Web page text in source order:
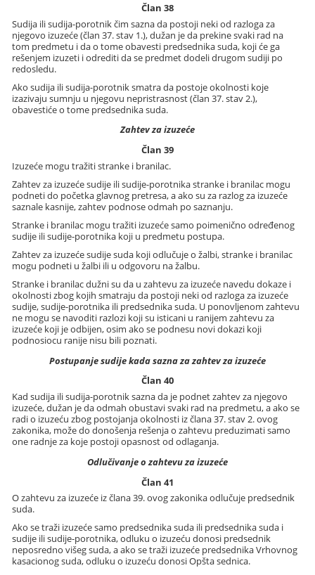
Član 38
Sudija ili sudija-porotnik čim sazna da postoji neki od razloga za
njegovo izuzeće (član 37. stav 1.), dužan je da prekine svaki rad na
tom predmetu i da o tome obavesti predsednika suda, koji će ga
rešenjem izuzeti i odrediti da se predmet dodeli drugom sudiji po
redosledu.
Ako sudija ili sudija-porotnik smatra da postoje okolnosti koje
izazivaju sumnju u njegovu nepristrasnost (član 37. stav 2.),
obavestiće o tome predsednika suda.
Zahtev za izuzeće
Član 39
Izuzeće mogu tražiti stranke i branilac.
Zahtev za izuzeće sudije ili sudije-porotnika stranke i branilac mogu
podneti do početka glavnog pretresa, a ako su za razlog za izuzeće
saznale kasnije, zahtev podnose odmah po saznanju.
Stranke i branilac mogu tražiti izuzeće samo poimenično određenog
sudije ili sudije-porotnika koji u predmetu postupa.
Zahtev za izuzeće sudije suda koji odlučuje o žalbi, stranke i branilac
mogu podneti u žalbi ili u odgovoru na žalbu.
Stranke i branilac dužni su da u zahtevu za izuzeće navedu dokaze i
okolnosti zbog kojih smatraju da postoji neki od razloga za izuzeće
sudije, sudije-porotnika ili predsednika suda. U ponovljenom zahtevu
ne mogu se navoditi razlozi koji su isticani u ranijem zahtevu za
izuzeće koji je odbijen, osim ako se podnesu novi dokazi koji
podnosiocu ranije nisu bili poznati.
Postupanje sudije kada sazna za zahtev za izuzeće
Član 40
Kad sudija ili sudija-porotnik sazna da je podnet zahtev za njegovo
izuzeće, dužan je da odmah obustavi svaki rad na predmetu, a ako se
radi o izuzeću zbog postojanja okolnosti iz člana 37. stav 2. ovog
zakonika, može do donošenja rešenja o zahtevu preduzimati samo
one radnje za koje postoji opasnost od odlaganja.
Odlučivanje o zahtevu za izuzeće
Član 41
O zahtevu za izuzeće iz člana 39. ovog zakonika odlučuje predsednik
suda.
Ako se traži izuzeće samo predsednika suda ili predsednika suda i
sudije ili sudije-porotnika, odluku o izuzeću donosi predsednik
neposredno višeg suda, a ako se traži izuzeće predsednika Vrhovnog
kasacionog suda, odluku o izuzeću donosi Opšta sednica.